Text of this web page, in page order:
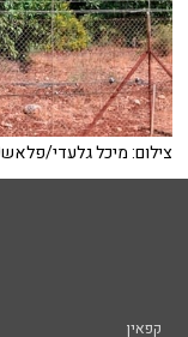
צילום: מיכל גלעדי/פלאש90
קפאין